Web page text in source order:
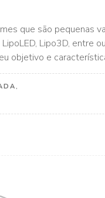
que são pequenas
Lipo3D, entre
objetivo e
,